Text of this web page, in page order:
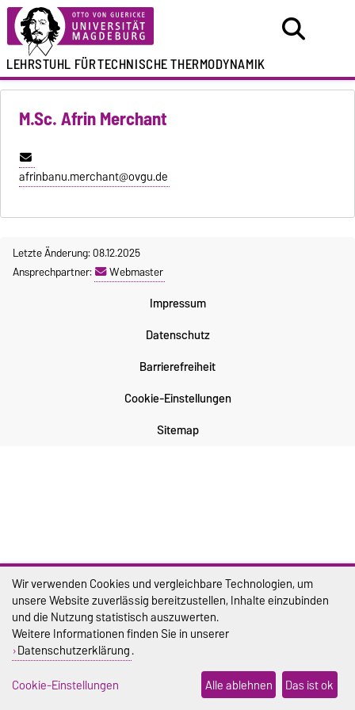
LEHRSTUHL FÜRTECHNISCHE THERMODYNAMIK
M.Sc. Afrin Merchant
afrinbanu.merchant@ovgu.de
Letzte Änderung: 08.12.2025
Ansprechpartner:
Webmaster
Impressum
Datenschutz
Barrierefreiheit
Cookie-Einstellungen
Sitemap
Wir verwenden Cookies und vergleichbare Technologien, um
unsere Website zuverlässig bereitzustellen, Inhalte einzubinden
und die Nutzung statistisch auszuwerten.
Weitere Informationen finden Sie in unserer
Datenschutzerklärung.
Cookie-Einstellungen
Alle ablehnen Das ist ok